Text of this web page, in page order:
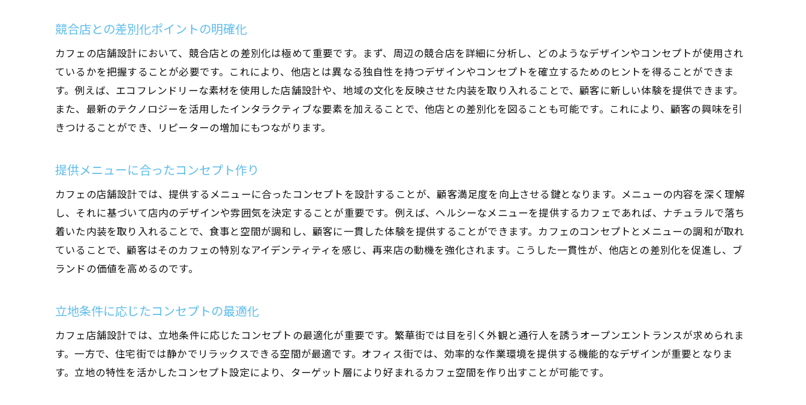
音楽と音響設計でリラックスできる空間に
空間の温度・湿度管理で快適さを維持
グリーンインテリアで自然の癒しを提供
カフェのアクセシビリティを向上させる工夫
予算に応じたプランニングのポイント
施工スケジュール管理の重要性
利害関係者との円滑なコミュニケーション
座席の選び方で快適さを向上する
適切な温度と湿度の維持
音楽と音響設備で心地よい空間を演出
競合店との差別化ポイントの明確化
カフェの店舗設計において、競合店との差別化は極めて重要です。まず、周辺の競合店を詳細に分析し、どのようなデザインやコンセプトが使用され
ているかを把握することが必要です。これにより、他店とは異なる独自性を持つデザインやコンセプトを確立するためのヒントを得ることができま
す。例えば、エコフレンドリーな素材を使用した店舗設計や、地域の文化を反映させた内装を取り入れることで、顧客に新しい体験を提供できます。
また、最新のテクノロジーを活用したインタラクティブな要素を加えることで、他店との差別化を図ることも可能です。これにより、顧客の興味を引
きつけることができ、リピーターの増加にもつながります。
提供メニューに合ったコンセプト作り
カフェの店舗設計では、提供するメニューに合ったコンセプトを設計することが、顧客満足度を向上させる鍵となります。メニューの内容を深く理解
し、それに基づいて店内のデザインや雰囲気を決定することが重要です。例えば、ヘルシーなメニューを提供するカフェであれば、ナチュラルで落ち
着いた内装を取り入れることで、食事と空間が調和し、顧客に一貫した体験を提供することができます。カフェのコンセプトとメニューの調和が取れ
ていることで、顧客はそのカフェの特別なアイデンティティを感じ、再来店の動機を強化されます。こうした一貫性が、他店との差別化を促進し、ブ
ランドの価値を高めるのです。
立地条件に応じたコンセプトの最適化
カフェ店舗設計では、立地条件に応じたコンセプトの最適化が重要です。繁華街では目を引く外観と通行人を誘うオープンエントランスが求められま
す。一方で、住宅街では静かでリラックスできる空間が最適です。オフィス街では、効率的な作業環境を提供する機能的なデザインが重要となりま
す。立地の特性を活かしたコンセプト設定により、ターゲット層により好まれるカフェ空間を作り出すことが可能です。